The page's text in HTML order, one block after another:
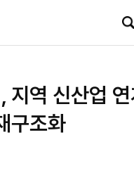
검
지역 신산업
구조화